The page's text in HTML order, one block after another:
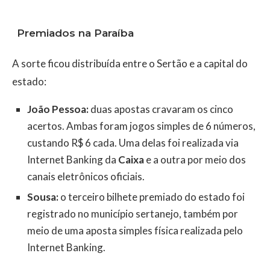
Premiados na Paraíba
A sorte ficou distribuída entre o Sertão e a capital do
estado:
João Pessoa:duas apostas cravaram os cinco
acertos. Ambas foram jogos simples de 6 números,
custando R$ 6 cada. Uma delas foi realizada via
Internet Banking da Caixae a outra por meio dos
canais eletrônicos oficiais.
Sousa:o terceiro bilhete premiado do estado foi
registrado no município sertanejo, também por
meio de uma aposta simples física realizada pelo
Internet Banking.